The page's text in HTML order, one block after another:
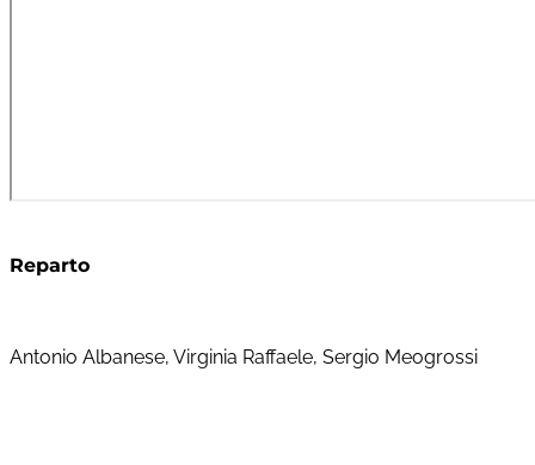
Reparto
Antonio Albanese, Virginia Raffaele, Sergio Meogrossi